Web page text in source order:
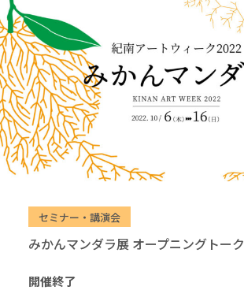
セミナー・講演会
みかんマンダラ展 オープニングトーク
開催終了